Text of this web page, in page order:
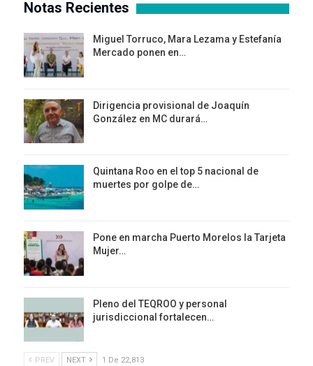
Notas Recientes
Miguel Torruco, Mara Lezama y Estefanía
Mercado ponen en…
Dirigencia provisional de Joaquín
González en MC durará…
Quintana Roo en el top 5 nacional de
muertes por golpe de…
Pone en marcha Puerto Morelos la Tarjeta
Mujer…
Pleno del TEQROO y personal
jurisdiccional fortalecen…
PREV NEXT 1 De 22,813